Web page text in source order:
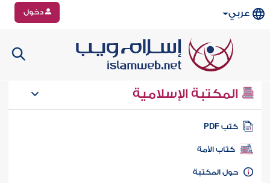
عربي دخول
المكتبة الإسلامية
كتب PDF
كتاب الأمة